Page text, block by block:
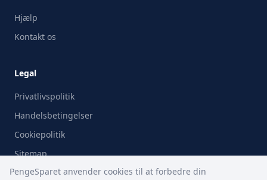
Hjælp
Kontakt os
Legal
Privatlivspolitik
Handelsbetingelser
Cookiepolitik
Sitemap
PengeSparet anvender cookies til at forbedre din